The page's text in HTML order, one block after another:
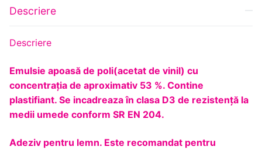
Descriere
Descriere
Emulsie apoasă de poli(acetat de vinil) cu
concentraţia de aproximativ 53 %. Contine
plastifiant. Se incadreaza în clasa D3 de rezistenţă la
medii umede conform SR EN 204.
Adeziv pentru lemn. Este recomandat pentru